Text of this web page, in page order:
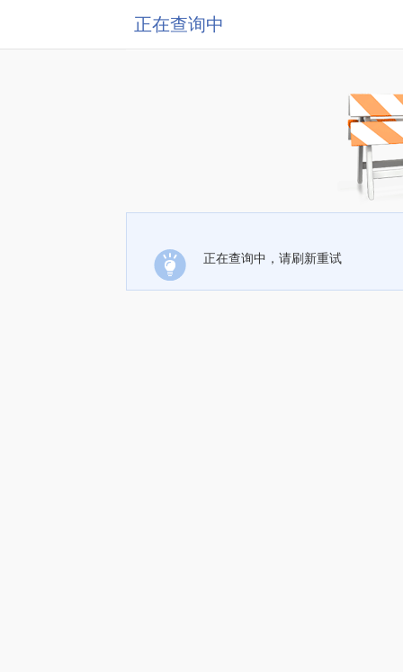
正在查询中
正在查询中，请刷新重试